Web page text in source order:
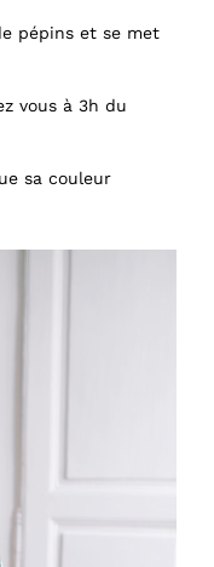
pépins et se met
vous à 3h du
sa couleur